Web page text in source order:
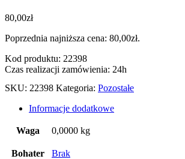
80,00zł
Poprzednia najniższa cena: 80,00zł.
Kod produktu: 22398
Czas realizacji zamówienia: 24h
SKU: 22398 Kategoria: Pozostałe
Informacje dodatkowe
Waga 0,0000 kg
Bohater Brak